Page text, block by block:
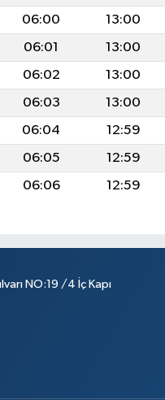
06:00 13:00
06:01 13:00
06:02 13:00
06:03 13:00
06:04 12:59
06:05 12:59
06:06 12:59
NO:19 /4 İç Kapı